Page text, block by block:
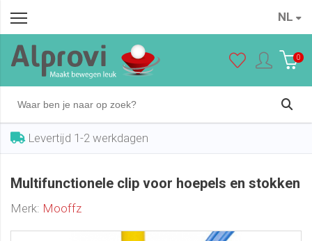
NL
0
Levertijd 1-2 werkdagen
Multifunctionele clip voor hoepels en stokken
Merk: Mooffz
€ 2,25